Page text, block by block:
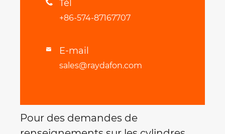
 Tél
+86-574-87167707
 E-mail
sales@raydafon.com
Pour des demandes de